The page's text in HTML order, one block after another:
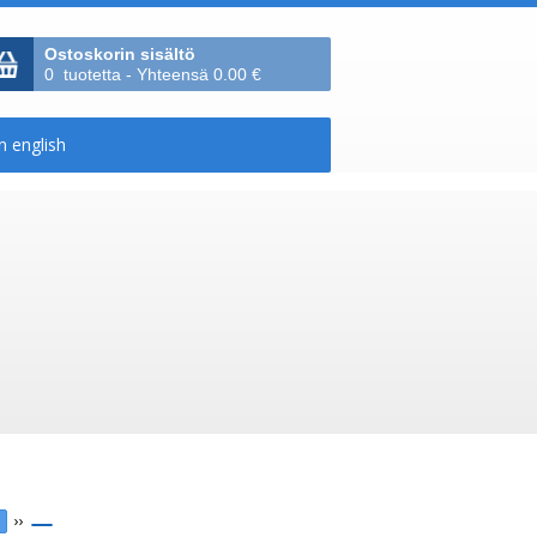
Ostoskorin sisältö
0 tuotetta - Yhteensä 0.00 €
››